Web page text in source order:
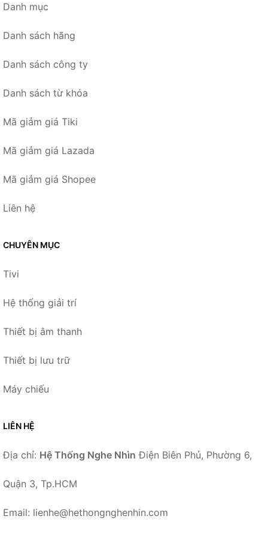
Danh mục
Danh sách hãng
Danh sách công ty
Danh sách từ khóa
Mã giảm giá Tiki
Mã giảm giá Lazada
Mã giảm giá Shopee
Liên hệ
CHUYÊN MỤC
Tivi
Hệ thống giải trí
Thiết bị âm thanh
Thiết bị lưu trữ
Máy chiếu
LIÊN HỆ
Địa chỉ: Hệ Thống Nghe Nhìn Điện Biên Phủ, Phường 6,
Quận 3, Tp.HCM
Email: lienhe@hethongnghenhin.com